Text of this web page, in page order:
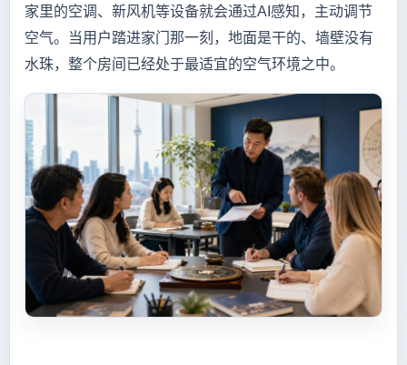
家里的空调、新风机等设备就会通过AI感知，主动调节
空气。当用户踏进家门那一刻，地面是干的、墙壁没有
水珠，整个房间已经处于最适宜的空气环境之中。